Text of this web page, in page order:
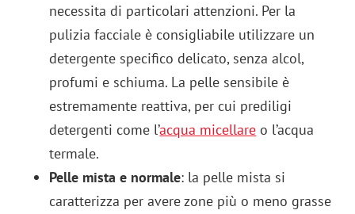
necessita di particolari attenzioni. Per la
pulizia facciale è consigliabile utilizzare un
detergente specifico delicato, senza alcol,
profumi e schiuma. La pelle sensibile è
estremamente reattiva, per cui prediligi
detergenti come l’acqua micellare o l’acqua
termale.
Pelle mista e normale: la pelle mista si
caratterizza per avere zone più o meno grasse